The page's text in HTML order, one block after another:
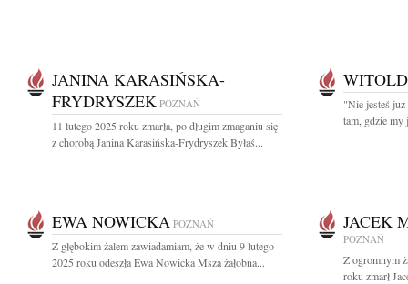
JANINA KARASIŃSKA-
FRYDRYSZEK POZNAŃ
11 lutego 2025 roku zmarła, po długim zmaganiu się
z chorobą Janina Karasińska-Frydryszek Byłaś...
"Nie jesteś już
tam, gdzie
EWA NOWICKA POZNAŃ
Z głębokim żalem zawiadamiam, że w dniu 9 lutego
2025 roku odeszła Ewa Nowicka Msza żałobna...
JACEK
POZNAŃ
Z ogromnym
roku zmarł